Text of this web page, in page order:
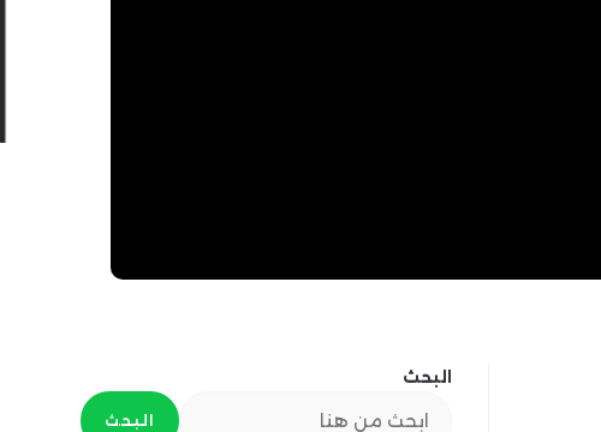
البحث
البحث